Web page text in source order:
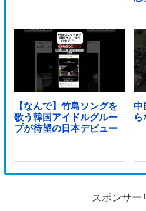
【なんで】竹島ソングを
歌う韓国アイドルグルー
プが待望の日本デビュー
中
ら
スポンサー